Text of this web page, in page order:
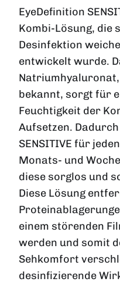
EyeDefinition
Kombi-Lösung, die
Desinfektion
entwickelt wurde.
bekannt, sorgt für
Feuchtigkeit der
Aufsetzen.
SENSITIVE für
Monats- und
diese sorglos und
Diese Lösung
einem störenden
werden und somit
Sehkomfort
desinfizierende